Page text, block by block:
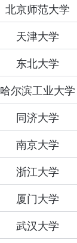
北京师范大学
天津大学
东北大学
哈尔滨工业大学
同济大学
南京大学
浙江大学
厦门大学
武汉大学